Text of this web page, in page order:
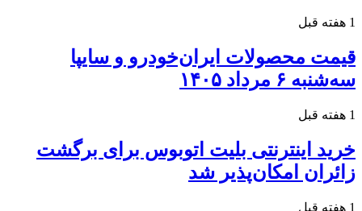
1 هفته قبل
قیمت محصولات ایران‌خودرو و سایپا
سه‌شنبه ۶ مرداد ۱۴۰۵
1 هفته قبل
خرید اینترنتی بلیت اتوبوس برای برگشت
زائران امکان‌پذیر شد
1 هفته قبل